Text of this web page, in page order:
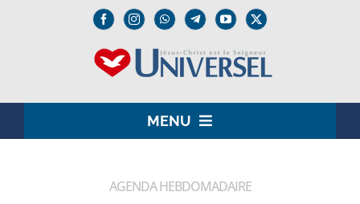
MENU
AGENDA HEBDOMADAIRE